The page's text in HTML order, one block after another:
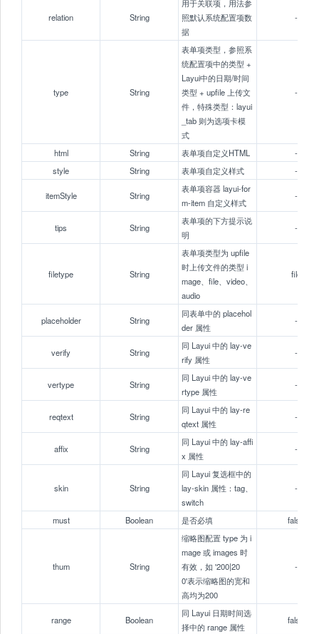
relation String
用于关联项，用法参
照默认系统配置项数
据
-
type String
表单项类型，参照系
统配置项中的类型 +
Layui中的日期/时间
类型 + upfile 上传文
件，特殊类型：layui
_tab 则为选项卡模
式
-
html String 表单项自定义HTML
-
style
String 表单项自定义样式 -
itemStyle String
表单项容器 layui-for
m-item 自定义样式
-
tips String
表单项的下方提示说
明
-
filetype String
表单项类型为 upfile
时上传文件的类型 i
mage、file、video、
audio
file
placeholder String
同表单中的 placehol
der 属性
-
verify String
同 Layui 中的 lay-ve
rify 属性
-
vertype String
同 Layui 中的 lay-ve
rtype 属性
-
reqtext String
同 Layui 中的 lay-re
qtext 属性
-
affix String
同 Layui 中的 lay-affi
x 属性
-
skin String
同 Layui 复选框中的
lay-skin 属性：tag、
switch
-
must Boolean 是否必填 false
thum String
缩略图配置 type 为 i
mage 或 images 时
有效，如 '200|20
0'表示缩略图的宽和
高均为200
-
range Boolean
同 Layui 日期时间选
择中的 range 属性
false